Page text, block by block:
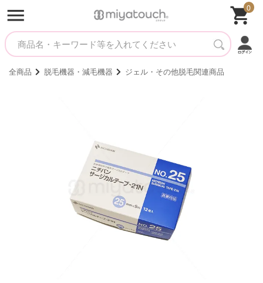
0
全商品 脱毛機器・減毛機器 ジェル・その他脱毛関連商品